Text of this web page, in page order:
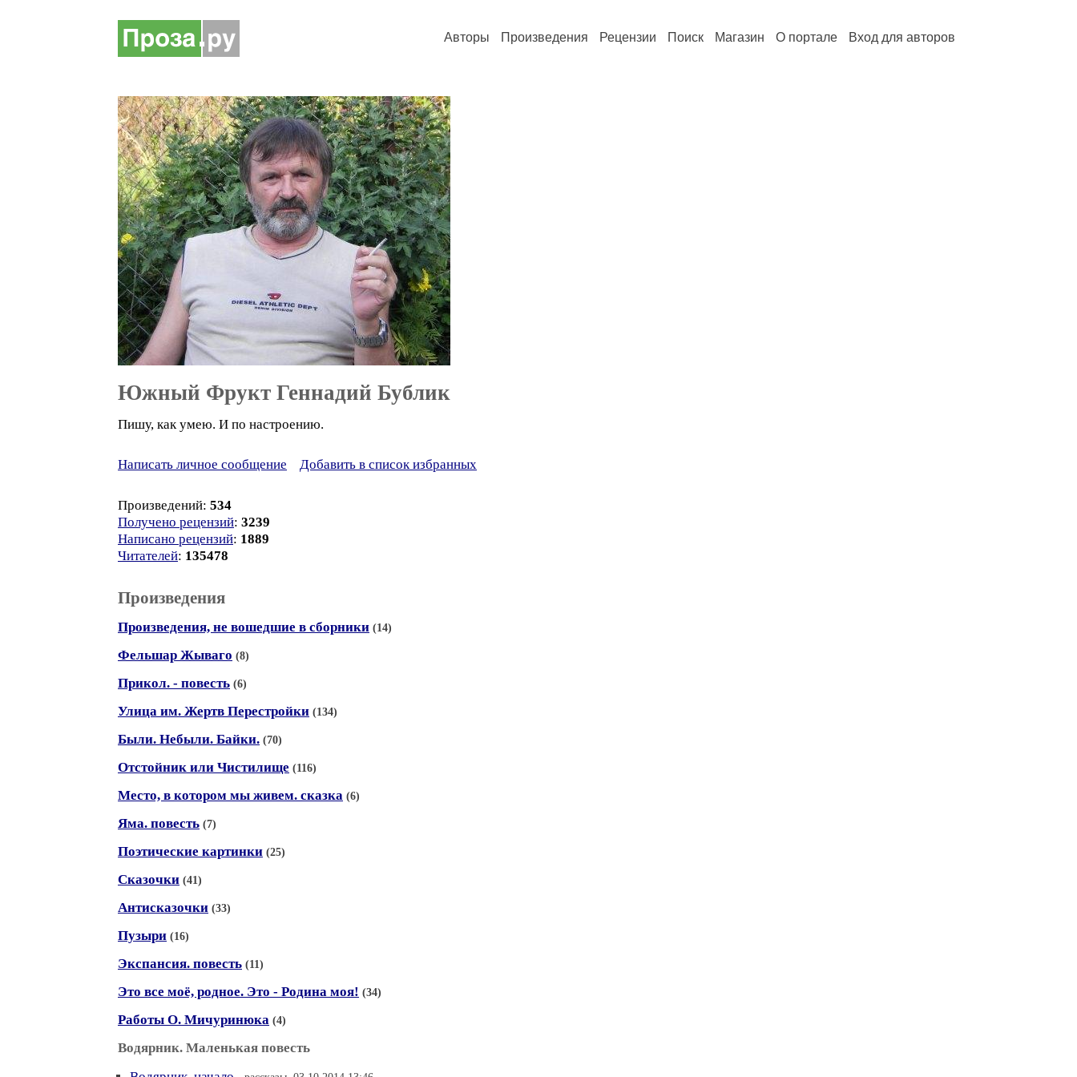
Авторы Произведения Рецензии Поиск Магазин О портале Вход для авторов
Южный Фрукт Геннадий Бублик
Пишу, как умею. И по настроению.
Написать личное сообщение Добавить в список избранных
Произведений: 534
Получено рецензий: 3239
Написано рецензий: 1889
Читателей: 135478
Произведения
Произведения, не вошедшие в сборники (14)
Фельшар Жываго (8)
Прикол. - повесть (6)
Улица им. Жертв Перестройки (134)
Были. Небыли. Байки. (70)
Отстойник или Чистилище (116)
Место, в котором мы живем. сказка (6)
Яма. повесть (7)
Поэтические картинки (25)
Сказочки (41)
Антисказочки (33)
Пузыри (16)
Экспансия. повесть (11)
Это все моё, родное. Это - Родина моя! (34)
Работы О. Мичуринюка (4)
Водярник. Маленькая повесть